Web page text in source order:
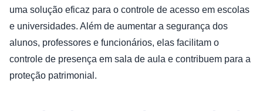
uma solução eficaz para o controle de acesso em escolas
e universidades. Além de aumentar a segurança dos
alunos, professores e funcionários, elas facilitam o
controle de presença em sala de aula e contribuem para a
proteção patrimonial.